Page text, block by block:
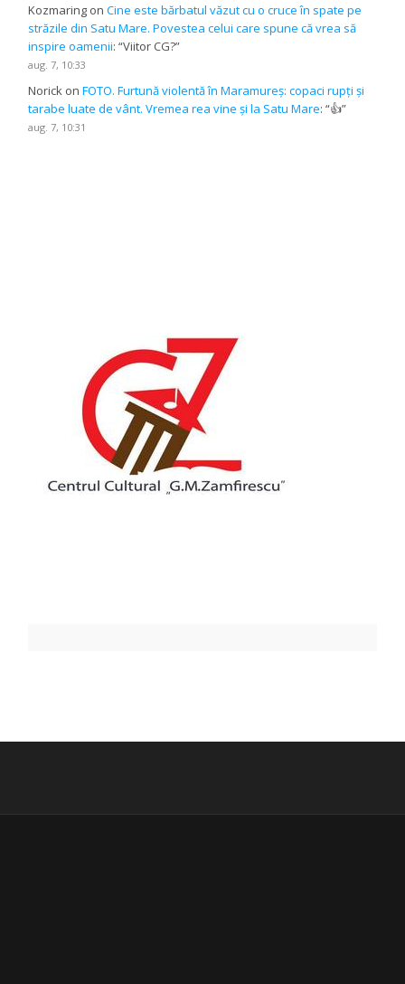
Kozmaring onCine este bărbatul văzut cu o cruce în spate pe
străzile din Satu Mare. Povestea celui care spune că vrea să
inspire oamenii: “Viitor CG?”
aug. 7, 10:33
Norick onFOTO. Furtună violentă în Maramureș: copaci rupți și
tarabe luate de vânt. Vremea rea vine și la Satu Mare: “👍”
aug. 7, 10:31